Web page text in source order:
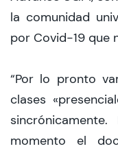
la comunidad
por Covid-19 que
“Por lo pronto
clases
momento el